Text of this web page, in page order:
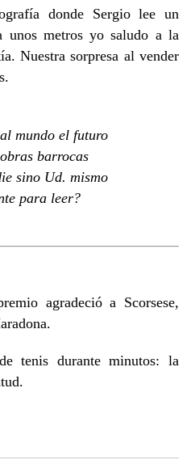
donde Sergio lee un
unos metros yo saludo a la
Nuestra sorpresa al vender
mundo el futuro
barrocas
sino Ud. mismo
para leer?
agradeció a Scorsese,
tenis durante minutos: la